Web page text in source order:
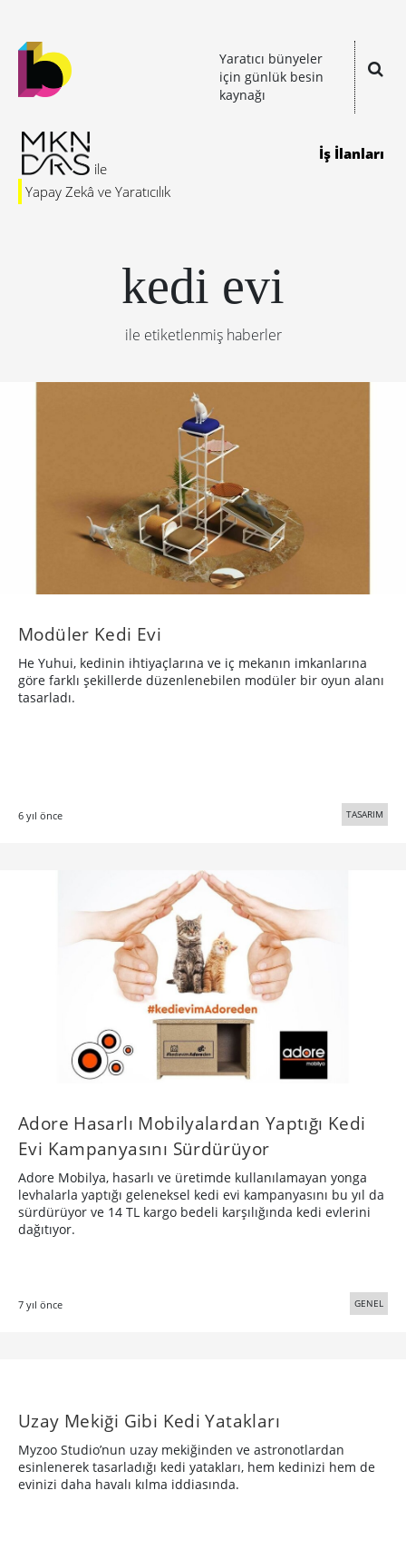
Yaratıcı bünyeler
için günlük besin
kaynağı
Yapay Zekâ ve Yaratıcılık
İş İlanları
kedi evi
ile etiketlenmiş haberler
Modüler Kedi Evi
He Yuhui, kedinin ihtiyaçlarına ve iç mekanın imkanlarına
göre farklı şekillerde düzenlenebilen modüler bir oyun alanı
tasarladı.
6 yıl önce TASARIM
Adore Hasarlı Mobilyalardan Yaptığı Kedi
Evi Kampanyasını Sürdürüyor
Adore Mobilya, hasarlı ve üretimde kullanılamayan yonga
levhalarla yaptığı geleneksel kedi evi kampanyasını bu yıl da
sürdürüyor ve 14 TL kargo bedeli karşılığında kedi evlerini
dağıtıyor.
7 yıl önce GENEL
Uzay Mekiği Gibi Kedi Yatakları
Myzoo Studio’nun uzay mekiğinden ve astronotlardan
esinlenerek tasarladığı kedi yatakları, hem kedinizi hem de
evinizi daha havalı kılma iddiasında.